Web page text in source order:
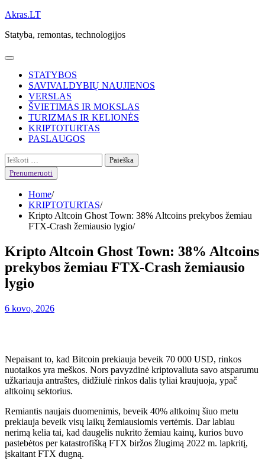
Skip
content
Akras.LT
Statyba, remontas, technologijos
STATYBOS
SAVIVALDYBIŲ NAUJIENOS
VERSLAS
ŠVIETIMAS IR MOKSLAS
TURIZMAS IR KELIONĖS
KRIPTOTURTAS
PASLAUGOS
Ieškoti:
Prenumeruoti
Home
KRIPTOTURTAS
Kripto Altcoin Ghost Town: 38% Altcoins prekybos žemiau
FTX-Crash žemiausio lygio
Kripto Altcoin Ghost Town: 38% Altcoins
prekybos žemiau FTX-Crash žemiausio
lygio
6 kovo, 2026
Nepaisant to, kad Bitcoin prekiauja beveik 70 000 USD, rinkos
nuotaikos yra meškos. Nors pavyzdinė kriptovaliuta savo atsparumu
užkariauja antraštes, didžiulė rinkos dalis tyliai kraujuoja, ypač
altkoinų sektorius.
Remiantis naujais duomenimis, beveik 40% altkoinų šiuo metu
prekiauja beveik visų laikų žemiausiomis vertėmis. Dar labiau
nerimą kelia tai, kad daugelis nukrito žemiau kainų, kurios buvo
pastebėtos per katastrofišką FTX biržos žlugimą 2022 m. lapkritį,
įskaitant FTX dugną.